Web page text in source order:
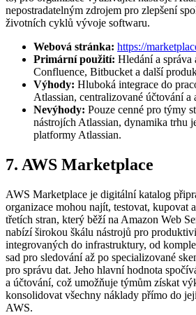
nepostradatelným zdrojem pro zlepšení
životních cyklů vývoje softwaru.
Webová stránka: https://
Primární použití: Hledání a správa
Confluence, Bitbucket a další
Výhody: Hluboká integrace do
Atlassian, centralizované účtování
Nevýhody: Pouze cenné pro týmy
nástrojích Atlassian, dynamika trhu
platformy Atlassian.
7. AWS Marketplace
AWS Marketplace je digitální katalog
organizace mohou najít, testovat, kupovat
třetích stran, který běží na Amazon Web
nabízí širokou škálu nástrojů pro
integrovaných do infrastruktury, od
sad pro sledování až po specializované
pro správu dat. Jeho hlavní hodnota
a účtování, což umožňuje týmům získat
konsolidovat všechny náklady přímo do
AWS.